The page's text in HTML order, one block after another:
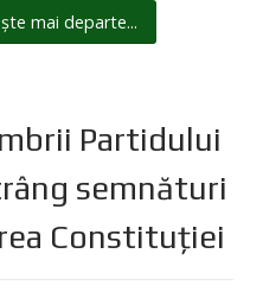
mai departe...
Partidului
semnături
Constituţiei